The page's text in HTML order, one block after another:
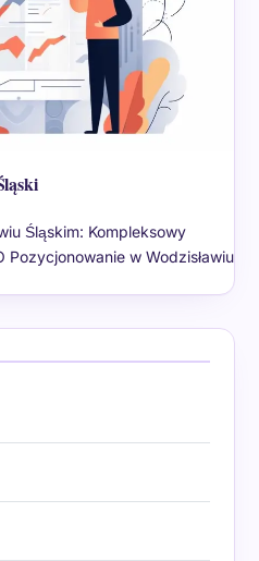
Śląskim: Kompleksowy
w Wodzisławiu